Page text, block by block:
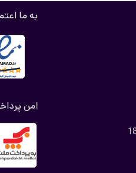
به ما
امن